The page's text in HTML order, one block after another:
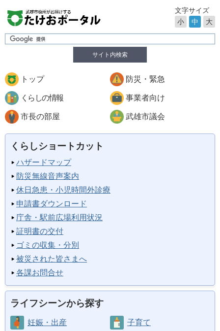
サイト内検索
文字サイズ
小
中 大
トップ 防災・緊急
くらしの情報 事業者向け
市長の部屋 武雄市議会
くらしショートカット
ハザードマップ
防災無線音声案内
休日急患・小児時間外診療
申請書ダウンロード
庁舎・駅前広場利用状況
証明書の交付
ゴミの収集・分別
被災された皆さまへ
各課お問合せ
ライフシーンから探す
妊娠・出産 子育て